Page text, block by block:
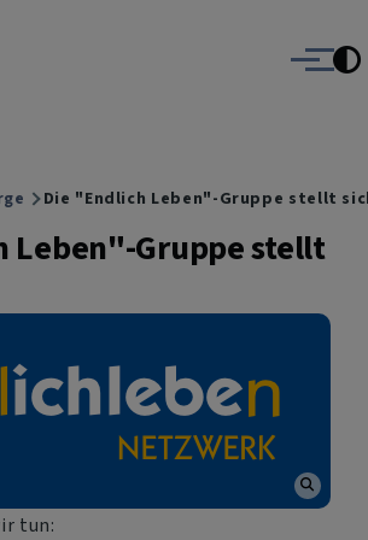
Gauting
Kirche Gauting
Menü
Die "Endlich Leben"-Gruppe stellt
Leben"-Gruppe stellt
tun: